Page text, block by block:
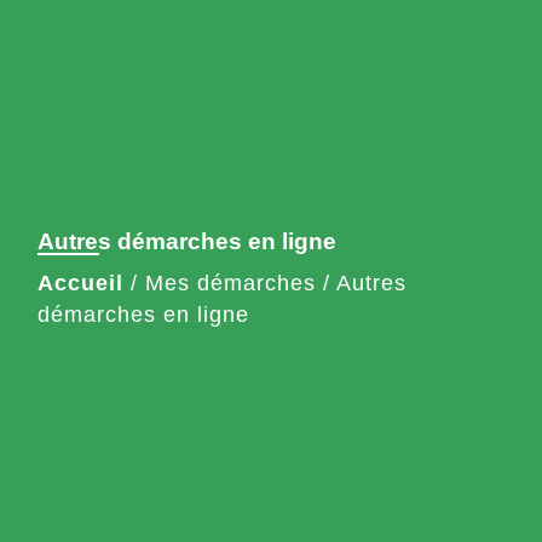
Autres démarches en ligne
Accueil / Mes démarches / Autres
démarches en ligne